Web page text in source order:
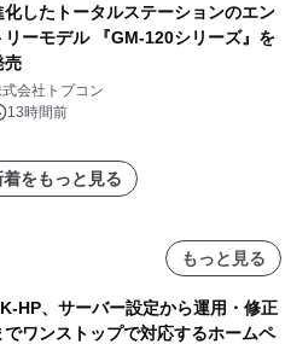
化したトータルステーションのエン
リーモデル 『GM-120シリーズ』を
売
会社トプコン
13時間前
をもっと見る
もっと見る
HP、サーバー設定から運用・修正
でワンストップで対応するホームペ